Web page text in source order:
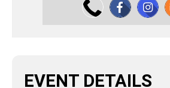
EVENT DETAILS